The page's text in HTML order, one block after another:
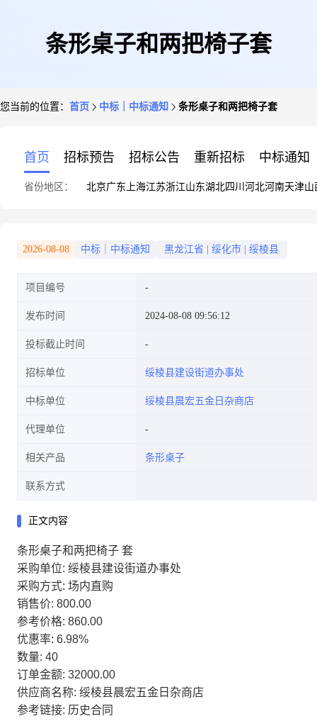
条形桌子和两把椅子套
您当前的位置： 首页 中标｜中标通知 条形桌子和两把椅子套
首页 招标预告 招标公告 重新招标 中标通知
省份地区： 北京广东 上海江苏浙江山东湖北四川 河北河南天津山
2026-08-08 中标｜中标通知 黑龙江省 绥化市 绥棱县
项目编号
发布时间 2024-08-08 09:56:12
投标截止时间
招标单位 绥棱县建设街道办事处
中标单位 绥棱县晨宏五金日杂商店
代理单位
相关产品 条形桌子
联系方式
正文内容
条形桌子和两把椅子 套
采购单位: 绥棱县建设街道办事处
采购方式: 场内直购
销售价: 800.00
参考价格: 860.00
优惠率: 6.98%
数量: 40
订单金额: 32000.00
供应商名称: 绥棱县晨宏五金日杂商店
参考链接: 历史合同